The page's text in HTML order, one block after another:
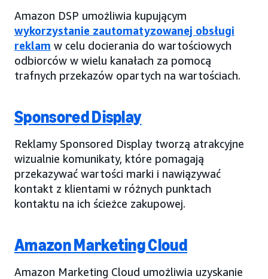
Amazon DSP umożliwia kupującym
wykorzystanie zautomatyzowanej obsługi
reklam w celu docierania do wartościowych
odbiorców w wielu kanałach za pomocą
trafnych przekazów opartych na wartościach.
Sponsored Display
Reklamy Sponsored Display tworzą atrakcyjne
wizualnie komunikaty, które pomagają
przekazywać wartości marki i nawiązywać
kontakt z klientami w różnych punktach
kontaktu na ich ścieżce zakupowej.
Amazon Marketing Cloud
Amazon Marketing Cloud umożliwia uzyskanie